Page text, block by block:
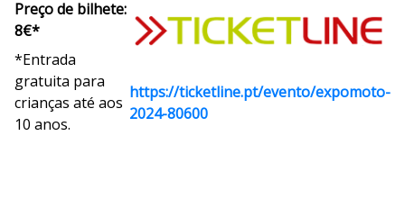
Preço de bilhete:
8€*
*Entrada
gratuita para
crianças até aos
10 anos.
https://ticketline.pt/evento/expomoto-
2024-80600